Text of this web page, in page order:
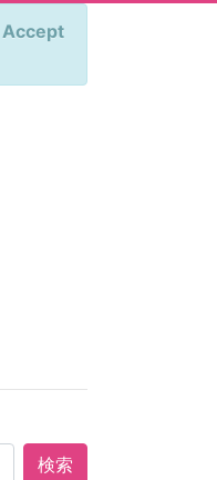
Accept
検索